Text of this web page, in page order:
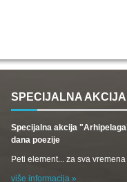
SPECIJALNA AKCIJA
Specijalna akcija
dana poezije
Peti element... za sva vremena
više informacija »